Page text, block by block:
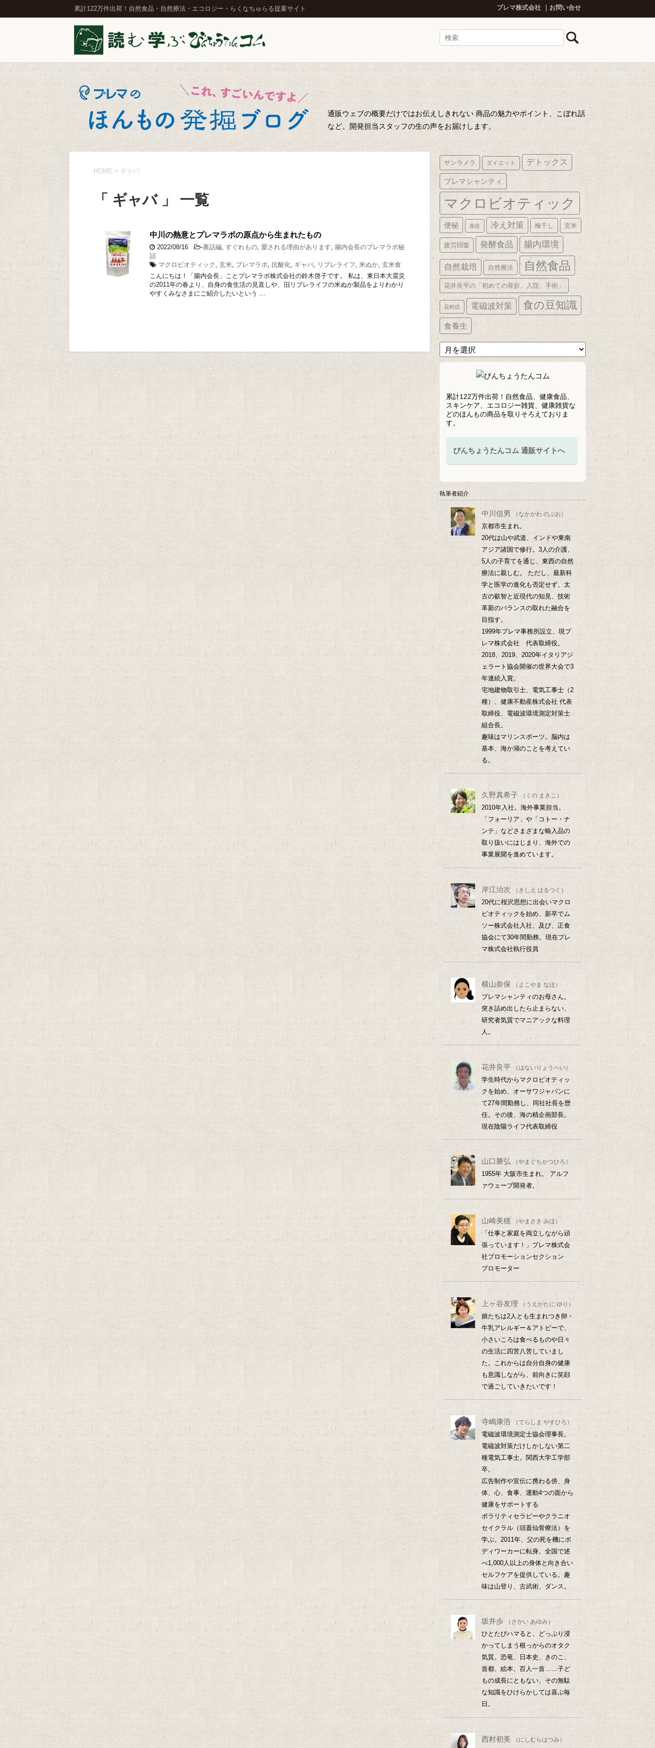
累計122万件出荷！自然食品・自然療法・エコロジー・らくなちゅらる提案サイト プレマ株式会社 お問い合せ
通販ウェブの概要だけではお伝えしきれない 商品の魅力やポイント、こぼれ話
など。開発担当スタッフの生の声をお届けします。
HOME > ギャバ
「 ギャバ 」 一覧
中川の熱意とプレマラボの原点から生まれたもの
2022/08/16 -裏話編 すぐれもの 愛される理由があります
腸内会長のプレマラボ秘
話
マクロビオティック
玄米 プレマラボ 抗酸化 ギャバ リブレライフ 米ぬか 玄米食
こんにちは！「腸内会長」ことプレマラボ株式会社の鈴木啓子です。 私は、東日本大震災
の2011年の春より、自身の食生活の見直しや、旧リブレライフの米ぬか製品をよりわかり
やすくみなさまにご紹介したいという …
サンラメラ ダイエット デトックス
プレマシャンティ
マクロビオティック
便秘 免疫 冷え対策 梅干し 玄米
疲労回復 発酵食品 腸内環境
自然栽培 自然療法 自然食品
花井良平の「初めての骨折、入院、手術」
花粉症 電磁波対策 食の豆知識
食養生
ア
ー
カ
累計122万件出荷！自然食品、健康食品、
スキンケア、エコロジー雑貨、健康雑貨な
どのほんもの商品を取りそろえておりま
す。
びんちょうたんコム 通販サイトへ
執筆者紹介
中川信男 （なかがわ のぶお）
京都市生まれ。
20代は山や武道、インドや東南
アジア諸国で修行。3人の介護、
5人の子育てを通じ、東西の自然
療法に親しむ。 ただし、最新科
学と医学の進化も否定せず、太
古の叡智と近現代の知見、技術
革新のバランスの取れた融合を
目指す。
1999年プレマ事務所設立、現プ
レマ株式会社 代表取締役。
2018、2019、2020年イタリアジ
ェラート協会開催の世界大会で3
年連続入賞。
宅地建物取引士、電気工事士（2
種）、健康不動産株式会社 代表
取締役、電磁波環境測定対策士
組合長。
趣味はマリンスポーツ。脳内は
基本、海か湖のことを考えてい
る。
久野真希子 （くの まきこ）
2010年入社。海外事業担当。
「フォーリア」や「コトー・ナ
ンテ」などさまざまな輸入品の
取り扱いにはじまり、海外での
事業展開を進めています。
岸江治次 （きしえ はるつぐ）
20代に桜沢思想に出会いマクロ
ビオティックを始め、新卒でム
ソー株式会社入社、及び、正食
協会にて30年間勤務。現在プレ
マ株式会社執行役員
横山奈保 （よこやま なほ）
プレマシャンティのお母さん。
突き詰め出したら止まらない、
研究者気質でマニアックな料理
人。
花井良平 （はないりょうへい）
学生時代からマクロビオティッ
クを始め、オーサワジャパンに
て27年間勤務し、同社社長を歴
任。その後、海の精企画部長。
現在陰陽ライフ代表取締役
山口勝弘 （やまぐちかつひろ）
1955年 大阪市生まれ。 アルフ
ァウェーブ開発者。
山崎美穂 （やまさき みほ）
「仕事と家庭を両立しながら頑
張っています！」プレマ株式会
社プロモーションセクション
プロモーター
上ヶ谷友理 （うえがたに ゆり）
娘たちは2人とも生まれつき卵・
牛乳アレルギー＆アトピーで、
小さいころは食べるものや日々
の生活に四苦八苦していまし
た。これからは自分自身の健康
も意識しながら、前向きに笑顔
で過ごしていきたいです！
寺嶋康浩 （てらしま やすひろ）
電磁波環境測定士協会理事長。
電磁波対策だけしかしない第二
種電気工事士。関西大学工学部
卒。
広告制作や宣伝に携わる傍、身
体、心、食事、運動4つの面から
健康をサポートする
ポラリティセラピーやクラニオ
セイクラル（頭蓋仙骨療法）を
学ぶ。2011年、父の死を機にボ
ディワーカーに転身。全国で述
べ1,000人以上の身体と向き合い
セルフケアを提供している。趣
味は山登り、古武術、ダンス。
坂井歩 （さかい あゆみ）
ひとたびハマると、どっぷり浸
かってしまう根っからのオタク
気質。恐竜、日本史、きのこ、
首都、絵本、百人一首……子ど
もの成長にともない、その無駄
な知識をひけらかしては喜ぶ毎
日。
西村初美 （にしむらはつみ）